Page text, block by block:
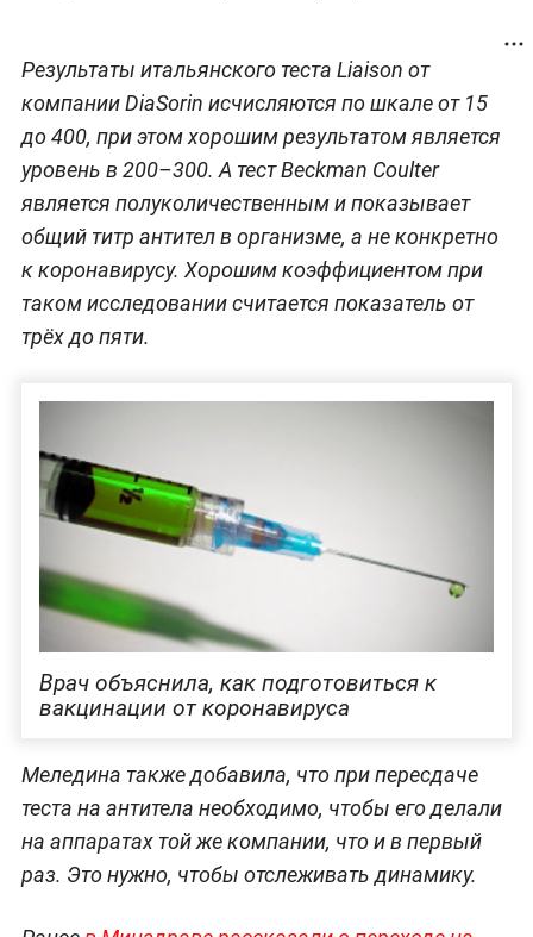
Результаты итальянского теста Liaison от
компании DiaSorin исчисляются по шкале от 15
до 400, при этом хорошим результатом является
уровень в 200–300. А тест Beckman Coulter
является полуколичественным и показывает
общий титр антител в организме, а не конкретно
к коронавирусу. Хорошим коэффициентом при
таком исследовании считается показатель от
трёх до пяти.
Врач объяснила, как подготовиться к
вакцинации от коронавируса
Меледина также добавила, что при пересдаче
теста на антитела необходимо, чтобы его делали
на аппаратах той же компании, что и в первый
раз. Это нужно, чтобы отслеживать динамику.